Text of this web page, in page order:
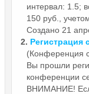
интервал: 1.5;
150 руб.,
Создано 21
2. Регистрация
(Конференция
Вы прошли
конференции
ВНИМАНИЕ!